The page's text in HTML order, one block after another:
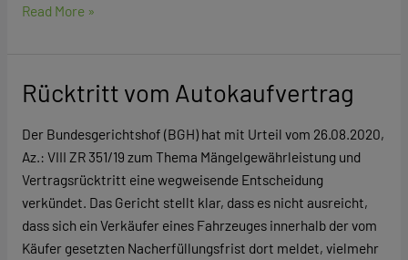
Read More »
Rücktritt vom Autokaufvertrag
Der Bundesgerichtshof (BGH) hat mit Urteil vom 26.08.2020,
Az.: VIII ZR 351/19 zum Thema Mängelgewährleistung und
Vertragsrücktritt eine wegweisende Entscheidung
verkündet. Das Gericht stellt klar, dass es nicht ausreicht,
dass sich ein Verkäufer eines Fahrzeuges innerhalb der vom
Käufer gesetzten Nacherfüllungsfrist dort meldet, vielmehr
Rücktritt
Autokaufvertrag